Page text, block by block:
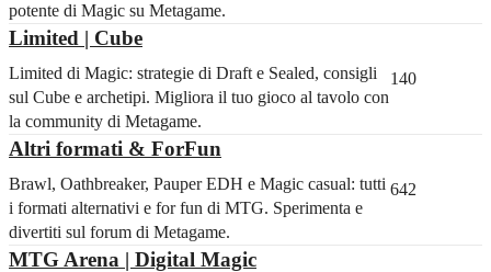
potente di Magic su Metagame.
Limited | Cube
Limited di Magic: strategie di Draft e Sealed, consigli
sul Cube e archetipi. Migliora il tuo gioco al tavolo con
la community di Metagame.
140
Altri formati & ForFun
Brawl, Oathbreaker, Pauper EDH e Magic casual: tutti
i formati alternativi e for fun di MTG. Sperimenta e
divertiti sul forum di Metagame.
642
MTG Arena | Digital Magic